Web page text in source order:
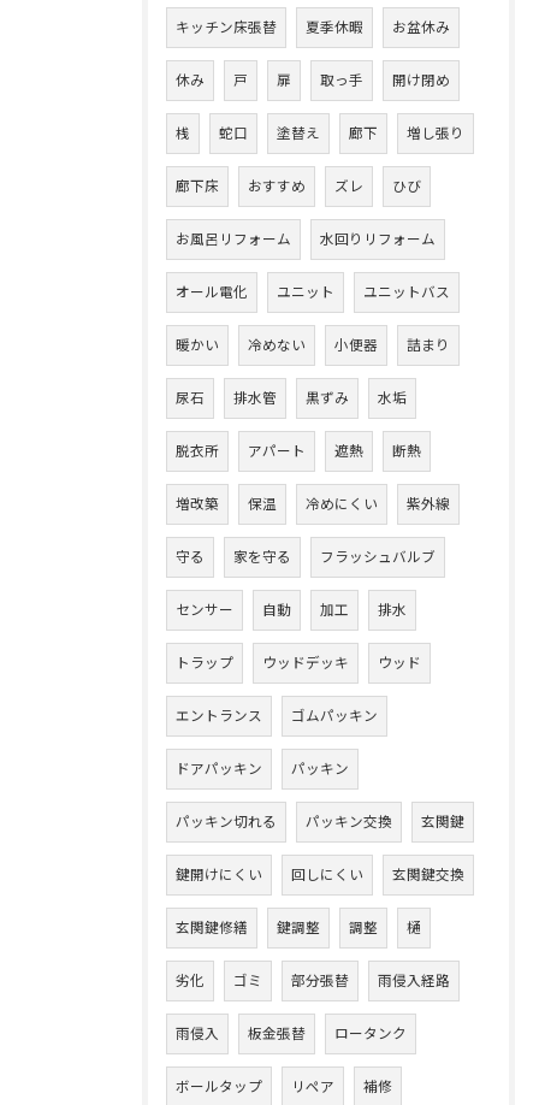
キッチン床張替 夏季休暇 お盆休み
休み 戸 扉 取っ手 開け閉め
桟 蛇口 塗替え 廊下 増し張り
廊下床 おすすめ ズレ ひび
お風呂リフォーム 水回りリフォーム
オール電化 ユニット ユニットバス
暖かい 冷めない 小便器 詰まり
尿石 排水管 黒ずみ 水垢
脱衣所 アパート 遮熱 断熱
増改築 保温 冷めにくい 紫外線
守る 家を守る フラッシュバルブ
センサー 自動 加工 排水
トラップ ウッドデッキ ウッド
エントランス ゴムパッキン
ドアパッキン パッキン
パッキン切れる パッキン交換 玄関鍵
鍵開けにくい 回しにくい 玄関鍵交換
玄関鍵修繕 鍵調整 調整 樋
劣化 ゴミ 部分張替 雨侵入経路
雨侵入 板金張替 ロータンク
ボールタップ リペア 補修